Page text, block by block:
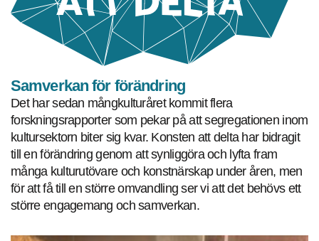
Samverkan för förändring
Det har sedan mångkulturåret kommit flera
forskningsrapporter som pekar på att segregationen inom
kultursektorn biter sig kvar. Konsten att delta har bidragit
till en förändring genom att synliggöra och lyfta fram
många kulturutövare och konstnärskap under åren, men
för att få till en större omvandling ser vi att det behövs ett
större engagemang och samverkan.